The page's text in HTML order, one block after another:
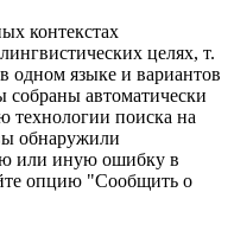
контекстах
целях, т.
одном языке и вариантов
собраны автоматически
технологии поиска на
обнаружили
или иную ошибку в
опцию "Сообщить о